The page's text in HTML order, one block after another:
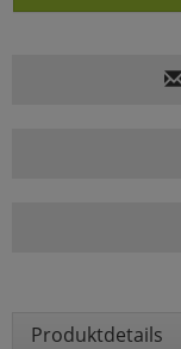
Produktdetails